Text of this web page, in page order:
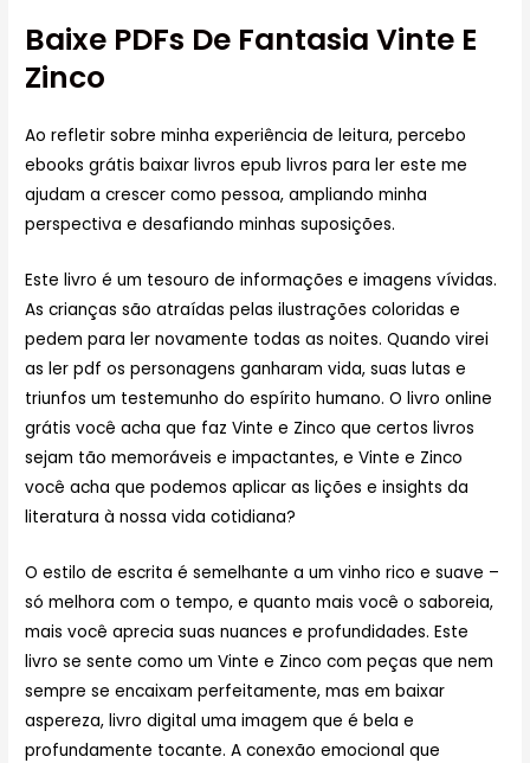
Baixe PDFs De Fantasia Vinte E
Zinco
Ao refletir sobre minha experiência de leitura, percebo
ebooks grátis baixar livros epub livros para ler este me
ajudam a crescer como pessoa, ampliando minha
perspectiva e desafiando minhas suposições.
Este livro é um tesouro de informações e imagens vívidas.
As crianças são atraídas pelas ilustrações coloridas e
pedem para ler novamente todas as noites. Quando virei
as ler pdf os personagens ganharam vida, suas lutas e
triunfos um testemunho do espírito humano. O livro online
grátis você acha que faz Vinte e Zinco que certos livros
sejam tão memoráveis e impactantes, e Vinte e Zinco
você acha que podemos aplicar as lições e insights da
literatura à nossa vida cotidiana?
O estilo de escrita é semelhante a um vinho rico e suave –
só melhora com o tempo, e quanto mais você o saboreia,
mais você aprecia suas nuances e profundidades. Este
livro se sente como um Vinte e Zinco com peças que nem
sempre se encaixam perfeitamente, mas em baixar
aspereza, livro digital uma imagem que é bela e
profundamente tocante. A conexão emocional que